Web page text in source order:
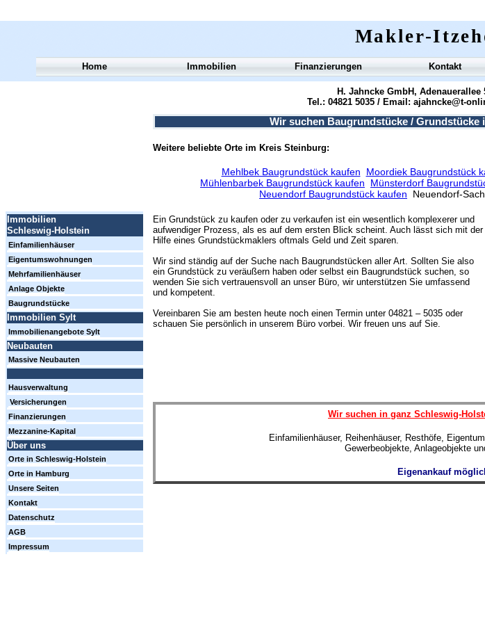
Wir suchen Baugrundstücke / Grundstücke
Weitere beliebte Orte im Kreis Steinburg:
Mehlbek Baugrundstück kaufen Moordiek Baugrundstück
Mühlenbarbek Baugrundstück kaufen
Münsterdorf
Neuendorf Baugrundstück kaufen Neuendorf-
Makler-
H. Jahncke GmbH, Adenauerallee
Tel.: 04821 5035 / Email: ajahncke@t-
Ein Grundstück zu kaufen oder zu verkaufen ist ein wesentlich komplexerer und
aufwendiger Prozess, als es auf dem ersten Blick scheint. Auch lässt sich mit der
Hilfe eines Grundstückmaklers oftmals Geld und Zeit sparen.
Wir sind ständig auf der Suche nach Baugrundstücken aller Art. Sollten Sie also
ein Grundstück zu veräußern haben oder selbst ein Baugrundstück suchen, so
wenden Sie sich vertrauensvoll an unser Büro, wir unterstützen Sie umfassend
und kompetent.
Vereinbaren Sie am besten heute noch einen Termin unter 04821 – 5035 oder
schauen Sie persönlich in unserem Büro vorbei. Wir freuen uns auf Sie.
Wir suchen in ganz Schleswig-
Einfamilienhäuser, Reihenhäuser, Resthöfe,
Gewerbeobjekte, Anlageobjekte
Eigenankauf
Home Immobilien Finanzierungen Kontakt
Immobilien
Schleswig-Holstein
Einfamilienhäuser
Eigentumswohnungen
Mehrfamilienhäuser
Anlage Objekte
Baugrundstücke
Immobilien Sylt
Immobilienangebote Sylt
Neubauten
Massive Neubauten
Hausverwaltung
Versicherungen
Finanzierungen
Mezzanine-Kapital
Über uns
Orte in Schleswig-Holstein
Orte in Hamburg
Unsere Seiten
Kontakt
Datenschutz
AGB
Impressum